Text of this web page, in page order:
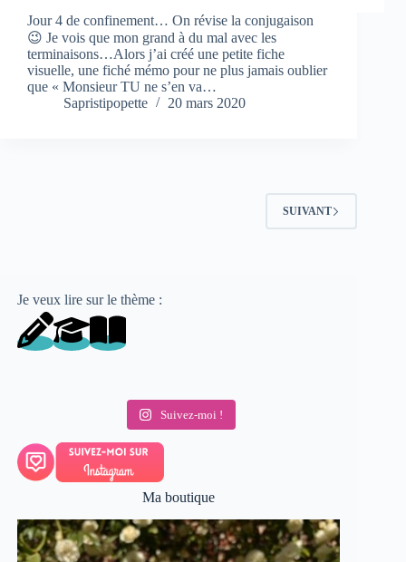
Jour 4 de confinement… On révise la conjugaison
😉 Je vois que mon grand à du mal avec les
terminaisons…Alors j’ai créé une petite fiche
visuelle, une fiché mémo pour ne plus jamais oublier
que « Monsieur TU ne s’en va…
Sapristipopette
20 mars 2020
SUIVANT
Je veux lire sur le thème :
Suivez-moi !
Ma boutique